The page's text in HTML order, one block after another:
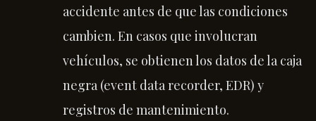
accidente antes de que las condiciones
cambien. En casos que involucran
vehículos, se obtienen los datos de la caja
negra (event data recorder, EDR) y
registros de mantenimiento.